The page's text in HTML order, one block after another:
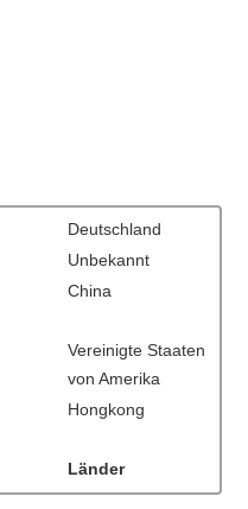
Deutschland
Unbekannt
China
Vereinigte Staaten
von Amerika
Hongkong
Länder